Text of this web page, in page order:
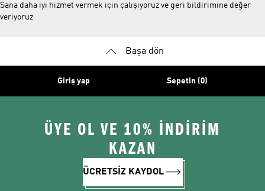
Sana daha iyi hizmet vermek için çalışıyoruz ve geri bildirimine değer
veriyoruz
Başa dön
Giriş yap Sepetin (0)
ÜYE OL VE 10% İNDİRİM
KAZAN
ÜCRETSİZ KAYDOL